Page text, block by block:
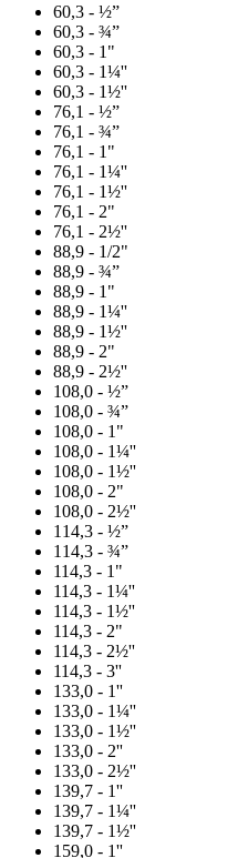
60,3 - ½”
60,3 - ¾”
60,3 - 1"
60,3 - 1¼''
60,3 - 1½''
76,1 - ½”
76,1 - ¾”
76,1 - 1"
76,1 - 1¼''
76,1 - 1½''
76,1 - 2"
76,1 - 2½''
88,9 - 1/2"
88,9 - ¾”
88,9 - 1"
88,9 - 1¼''
88,9 - 1½''
88,9 - 2"
88,9 - 2½''
108,0 - ½”
108,0 - ¾”
108,0 - 1"
108,0 - 1¼''
108,0 - 1½''
108,0 - 2"
108,0 - 2½''
114,3 - ½”
114,3 - ¾”
114,3 - 1"
114,3 - 1¼''
114,3 - 1½''
114,3 - 2"
114,3 - 2½''
114,3 - 3''
133,0 - 1''
133,0 - 1¼''
133,0 - 1½''
133,0 - 2''
133,0 - 2½''
139,7 - 1''
139,7 - 1¼''
139,7 - 1½''
159,0 - 1''